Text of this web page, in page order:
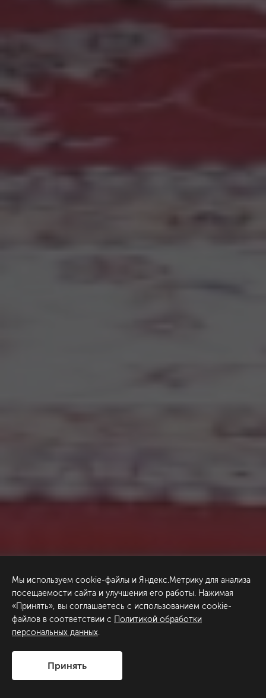
Мы используем cookie-файлы и Яндекс.Метрику для анализа
посещаемости сайта и улучшения его работы. Нажимая
«Принять», вы соглашаетесь с использованием cookie-
файлов в соответствии с Политикой обработки
персональных данных.
Принять